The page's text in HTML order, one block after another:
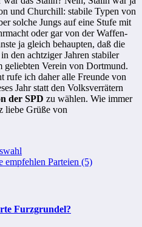
und Churchill: stabile Typen von
solche Jungs auf eine Stufe mit
oder gar von der Waffen-
ja gleich behaupten, daß die
den achtziger Jahren stabiler
geliebten Verein von Dortmund.
rufe ich daher alle Freunde von
Jahr statt den Volksverrätern
der SPD zu wählen. Wie immer
liebe Grüße von
Parteien (5)
Furzgrundel?